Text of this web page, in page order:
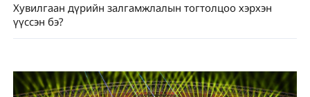
Хувилгаан дүрийн залгамжлалын тогтолцоо хэрхэн
үүссэн бэ?